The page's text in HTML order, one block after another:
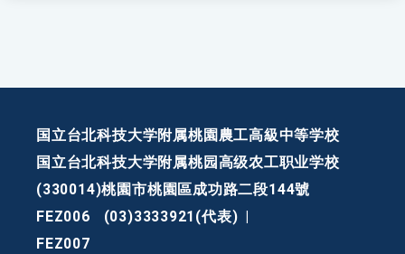
国立台北科技大学附属桃園農工高級中等学校
国立台北科技大学附属桃园高级农工职业学校
(330014)桃園市桃園區成功路二段144號
FEZ006
(03)3333921(代表)
FEZ007